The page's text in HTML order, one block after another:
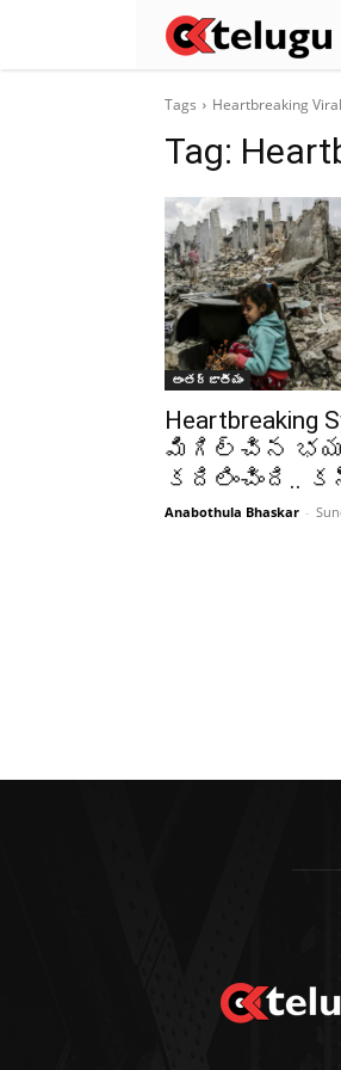
Tags Heartbreaking
Tag:
అంతర్జాతీయం
Heartbreaking
మిగిల్చిన
కదిలించింది..
Anabothula Bhaskar -